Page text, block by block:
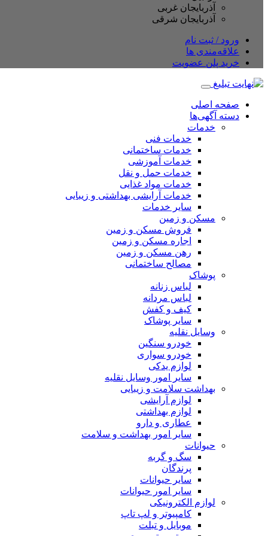
آذربایجان غربی
آذربایجان شرقی
ورود / ثبت نام
علاقه‌مندی ها
خرید پلن عضویت
صفحه اصلی
دسته آگهی‌ها
خدمات
خدمات فنی
خدمات ساختمانی
خدمات آموزشی
خدمات حمل و نقل
خدمات مواد غذایی
خدمات آرایشی بهداشتی و زیبایی
سایر خدمات
مسکن و زمین
فروش مسکن و زمین
اجاره مسکن و زمین
رهن مسکن و زمین
مصالح ساختمانی
پوشاک
لباس زنانه
لباس مردانه
کیف و کفش
سایر پوشاک
وسایل نقلیه
خودرو سنگین
خودرو سواری
لوازم یدکی
سایر امور وسایل نقلیه
بهداشت سلامت و زیبایی
لوازم آرایشی
لوازم بهداشتی
عطاری و دارو
سایر امور بهداشت و سلامت
حیوانات
سگ و گربه
پرندگان
سایر حیوانات
سایر امور حیوانات
لوازم الکترونیکی
کامپیوتر و لپ تاپ
موبایل و تبلت